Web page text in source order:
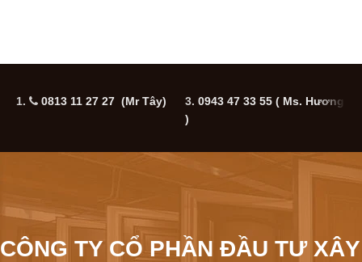
1. 0813 11 27 27 (Mr Tây) 3. 0943 47 33 55 ( Ms. Hương
)
CÔNG TY CỔ PHẦN ĐẦU TƯ XÂY